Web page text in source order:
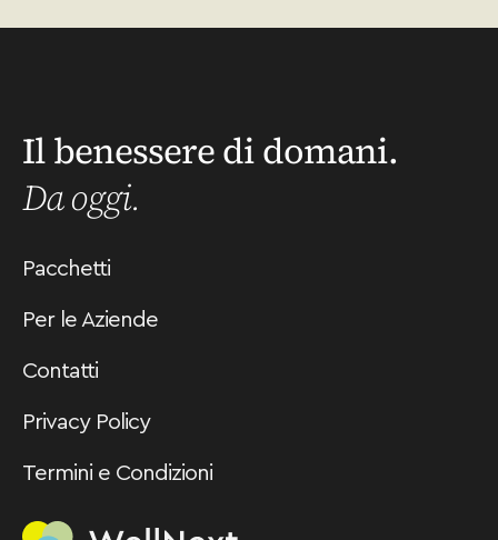
Il benessere di domani.
Da oggi.
Pacchetti
Per le Aziende
Contatti
Privacy Policy
Termini e Condizioni